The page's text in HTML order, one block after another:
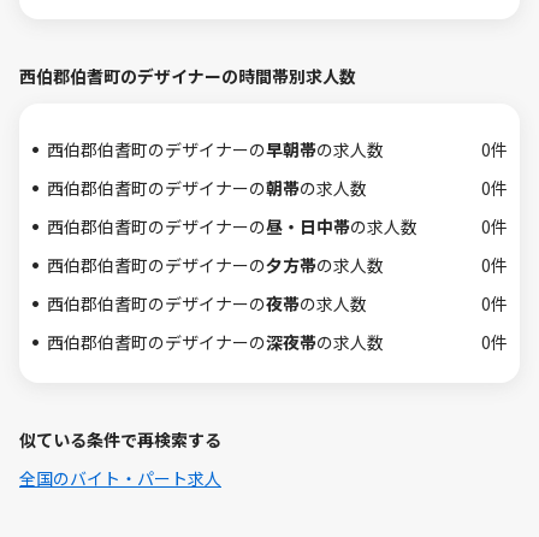
西伯郡伯耆町のデザイナーの時間帯別求人数
西伯郡伯耆町のデザイナーの早朝帯の求人数
0件
西伯郡伯耆町のデザイナーの朝帯の求人数
0件
西伯郡伯耆町のデザイナーの昼・日中帯の求人数
0件
西伯郡伯耆町のデザイナーの夕方帯の求人数
0件
西伯郡伯耆町のデザイナーの夜帯の求人数
0件
西伯郡伯耆町のデザイナーの深夜帯の求人数 0件
似ている条件で再検索する
全国のバイト・パート求人